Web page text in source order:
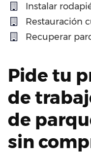
Instalar
Restauración
Recuperar
Pide tu
de
de
sin